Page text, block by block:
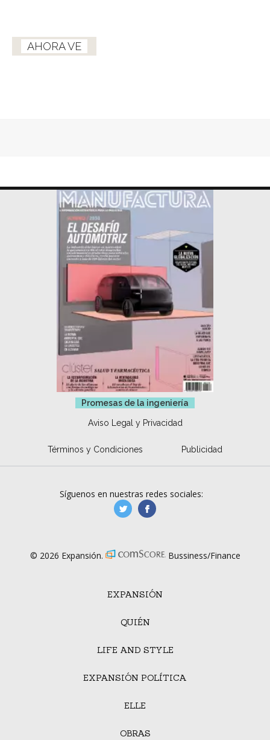
AHORA VE
Promesas de la ingeniería
Aviso Legal y Privacidad
Términos y Condiciones Publicidad
EXPANSIÓN
QUIÉN
LIFE AND STYLE
EXPANSIÓN POLÍTICA
ELLE
OBRAS
Síguenos en nuestras redes sociales:
manufacturaGE
© 2026 Expansión. Bussiness/Finance